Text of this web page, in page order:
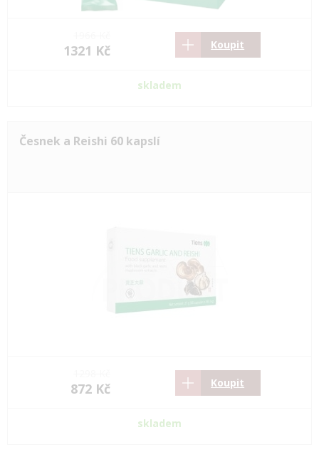
1321 Kč Koupit
skladem
Česnek a Reishi 60 kapslí
872 Kč Koupit
skladem